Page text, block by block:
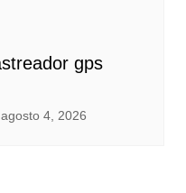
gps
agosto 4, 2026